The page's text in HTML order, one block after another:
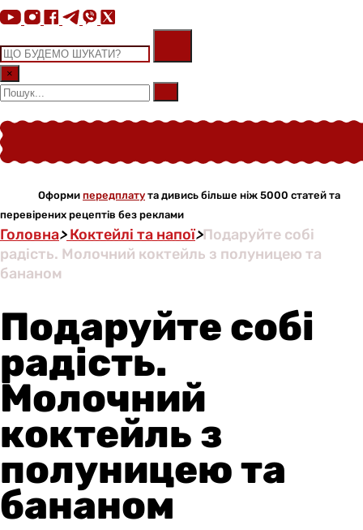
×
Оформи передплату та дивись більше ніж 5000 статей та
перевірених рецептів без реклами
Головна>Коктейлі та напої>Подаруйте собі
радість. Молочний коктейль з полуницею та
бананом
Подаруйте собі
радість.
Молочний
коктейль з
полуницею та
бананом